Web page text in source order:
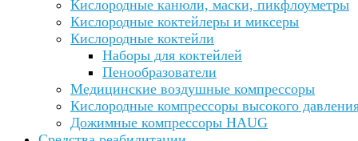
Кислородные канюли, маски, пикфлоуметры
Кислородные коктейлеры и миксеры
Кислородные коктейли
Наборы для коктейлей
Пенообразователи
Медицинские воздушные компрессоры
Кислородные компрессоры высокого
Дожимные компрессоры HAUG